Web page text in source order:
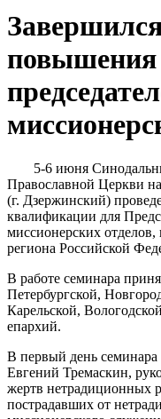
5-6 июня
Православной Церкви
(г. Дзержинский)
квалификации для
миссионерских
региона Российской
В работе семинара
Петербургской,
Карельской,
епархий.
В первый день
Евгений Тремаскин,
жертв нетрадиционных
пострадавших от